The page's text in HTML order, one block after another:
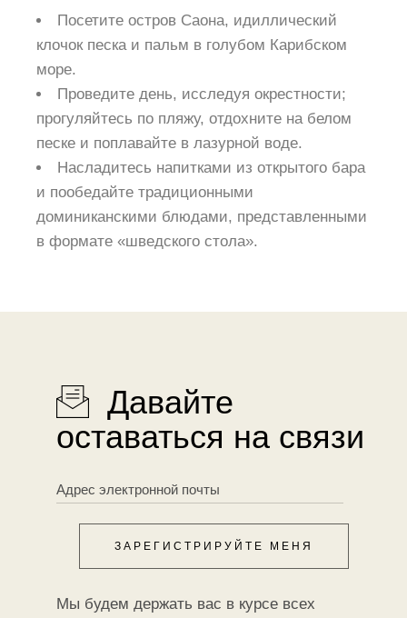
Посетите остров Саона, идиллический
клочок песка и пальм в голубом Карибском
море.
Проведите день, исследуя окрестности;
прогуляйтесь по пляжу, отдохните на белом
песке и поплавайте в лазурной воде.
Насладитесь напитками из открытого бара
и пообедайте традиционными
доминиканскими блюдами, представленными
в формате «шведского стола».
Давайте
оставаться на связи
ЗАРЕГИСТРИРУЙТЕ МЕНЯ
Мы будем держать вас в курсе всех